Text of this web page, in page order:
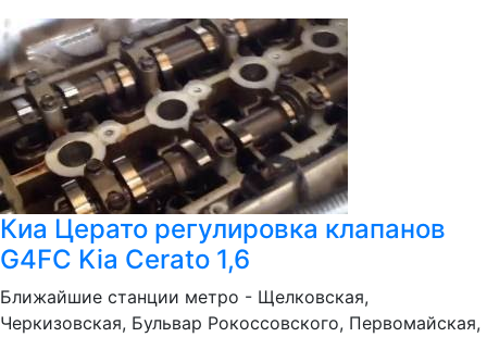
Киа Церато регулировка клапанов
G4FC Kia Cerato 1,6
Ближайшие станции метро - Щелковская,
Черкизовская, Бульвар Рокоссовского, Первомайская,